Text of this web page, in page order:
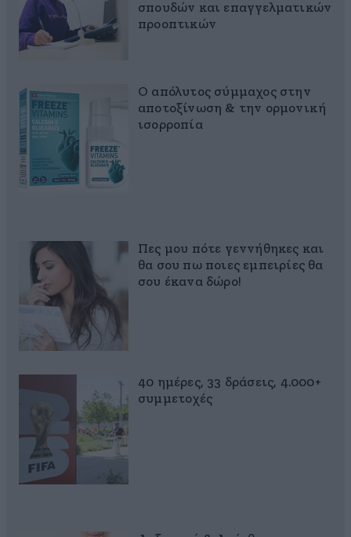
σπουδών και επαγγελματικών
προοπτικών
Ο απόλυτος σύμμαχος στην
αποτοξίνωση & την ορμονική
ισορροπία
Πες μου πότε γεννήθηκες και
θα σου πω ποιες εμπειρίες θα
σου έκανα δώρο!
40 ημέρες, 33 δράσεις, 4.000+
συμμετοχές